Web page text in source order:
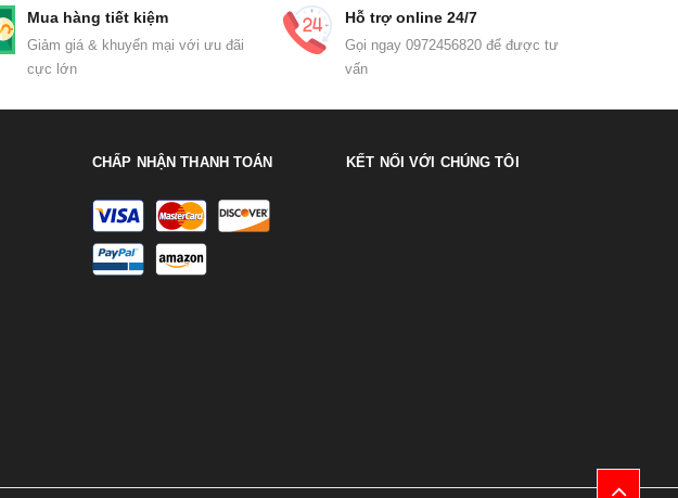
Mua hàng tiết kiệm
Giảm giá & khuyến mại với ưu đãi
cực lớn
Hỗ trợ online 24/7
Gọi ngay 0972456820 để được tư
vấn
CHẤP NHẬN THANH TOÁN KẾT NỐI VỚI CHÚNG TÔI